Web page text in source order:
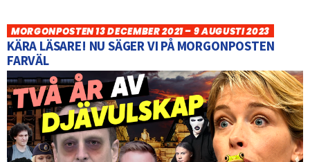
MORGONPOSTEN 13 DECEMBER 2021 – 9 AUGUSTI 2023
KÄRA LÄSARE! NU SÄGER VI PÅ MORGONPOSTEN
FARVÄL